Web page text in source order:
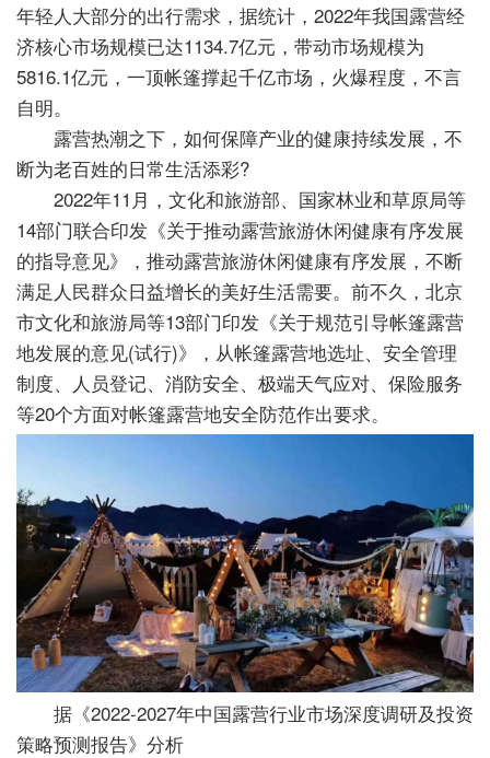
年轻人大部分的出行需求，据统计，2022年我国露营经
济核心市场规模已达1134.7亿元，带动市场规模为
5816.1亿元，一顶帐篷撑起千亿市场，火爆程度，不言
自明。
露营热潮之下，如何保障产业的健康持续发展，不
断为老百姓的日常生活添彩?
2022年11月，文化和旅游部、国家林业和草原局等
14部门联合印发《关于推动露营旅游休闲健康有序发展
的指导意见》，推动露营旅游休闲健康有序发展，不断
满足人民群众日益增长的美好生活需要。前不久，北京
市文化和旅游局等13部门印发《关于规范引导帐篷露营
地发展的意见(试行)》，从帐篷露营地选址、安全管理
制度、人员登记、消防安全、极端天气应对、保险服务
等20个方面对帐篷露营地安全防范作出要求。
据《2022-2027年中国露营行业市场深度调研及投资
策略预测报告》分析